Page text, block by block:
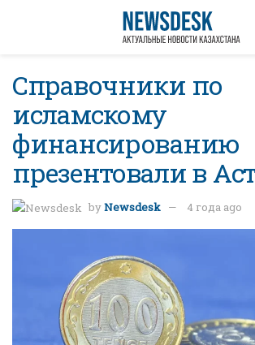
Справочники по
исламскому
финансированию
презентовали в
byNewsdesk 4 года ago